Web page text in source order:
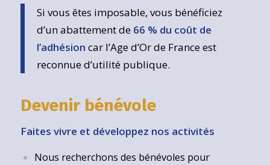
Si vous êtes imposable, vous bénéficiez
d’un abattement de 66 % du coût de
l’adhésion car l’Age d’Or de France est
reconnue d’utilité publique.
Devenir bénévole
Faites vivre et développez nos activités
Nous recherchons des bénévoles pour